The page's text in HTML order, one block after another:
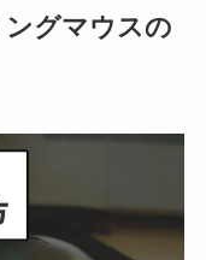
グマウスの